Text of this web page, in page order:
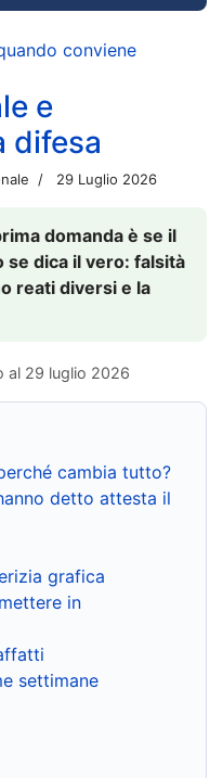
conviene
e
difesa
29 Luglio 2026
domanda è se il
dica il vero: falsità
reati diversi e la
al 29 luglio 2026
cambia tutto?
detto attesta il
grafica
in
settimane